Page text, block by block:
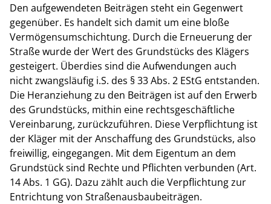
Den aufgewendeten Beiträgen steht ein Gegenwert
gegenüber. Es handelt sich damit um eine bloße
Vermögensumschichtung. Durch die Erneuerung der
Straße wurde der Wert des Grundstücks des Klägers
gesteigert. Überdies sind die Aufwendungen auch
nicht zwangsläufig i.S. des § 33 Abs. 2 EStG entstanden.
Die Heranziehung zu den Beiträgen ist auf den Erwerb
des Grundstücks, mithin eine rechtsgeschäftliche
Vereinbarung, zurückzuführen. Diese Verpflichtung ist
der Kläger mit der Anschaffung des Grundstücks, also
freiwillig, eingegangen. Mit dem Eigentum an dem
Grundstück sind Rechte und Pflichten verbunden (Art.
14 Abs. 1 GG). Dazu zählt auch die Verpflichtung zur
Entrichtung von Straßenausbaubeiträgen.